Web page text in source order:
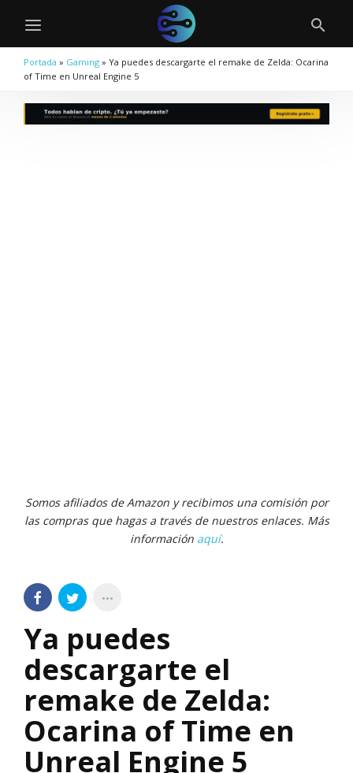
Portada » Gaming » Ya puedes descargarte el remake de Zelda: Ocarina
of Time en Unreal Engine 5
Somos afiliados de Amazon y recibimos una comisión por
las compras que hagas a través de nuestros enlaces. Más
información aquí.
Ya puedes
descargarte el
remake de Zelda:
Ocarina of Time en
Unreal Engine 5